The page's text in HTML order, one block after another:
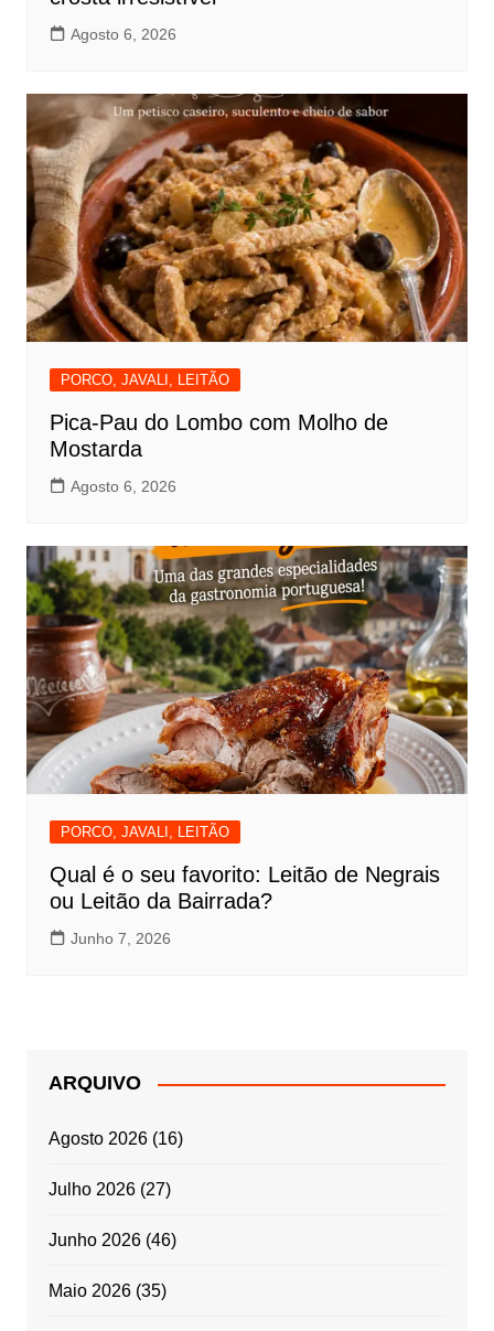
Agosto 6, 2026
PORCO, JAVALI, LEITÃO
Pica-Pau do Lombo com Molho de
Mostarda
Agosto 6, 2026
PORCO, JAVALI, LEITÃO
Qual é o seu favorito: Leitão de Negrais
ou Leitão da Bairrada?
Junho 7, 2026
ARQUIVO
Agosto 2026(16)
Julho 2026(27)
Junho 2026(46)
Maio 2026(35)